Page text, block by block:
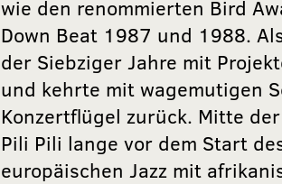
wie den renommierten Bird
Down Beat 1987 und 1988.
der Siebziger Jahre mit
und kehrte mit wagemutigen
Konzertflügel zurück. Mitte
Pili Pili lange vor dem Start
europäischen Jazz mit